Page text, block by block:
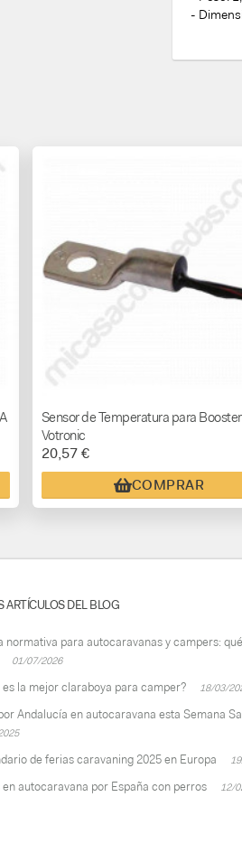
-
Sensor de Temperatura para Booster
Votronic
20,57 €
COMPRAR
ARTÍCULOS DEL BLOG
normativa para autocaravanas y campers:
01/07/2026
es la mejor claraboya para camper? 18/03/
Andalucía en autocaravana esta Semana
de ferias caravaning 2025 en Europa
en autocaravana por España con perros 12/